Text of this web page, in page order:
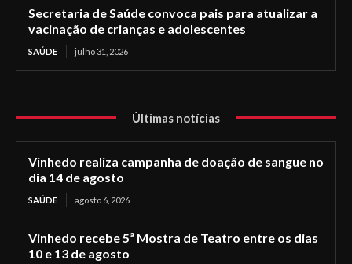
Secretaria de Saúde convoca pais para atualizar a
vacinação de crianças e adolescentes
SAÚDE julho 31, 2026
Últimas notícias
Vinhedo realiza campanha de doação de sangue no
dia 14 de agosto
SAÚDE agosto 6, 2026
Vinhedo recebe 5ª Mostra de Teatro entre os dias
10 e 13 de agosto